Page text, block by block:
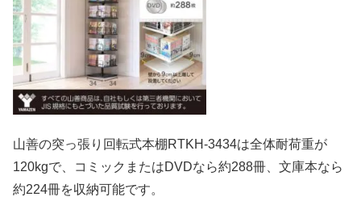
山善の突っ張り回転式本棚RTKH-3434は全体耐荷重が
120kgで、コミックまたはDVDなら約288冊、文庫本なら
約224冊を収納可能です。